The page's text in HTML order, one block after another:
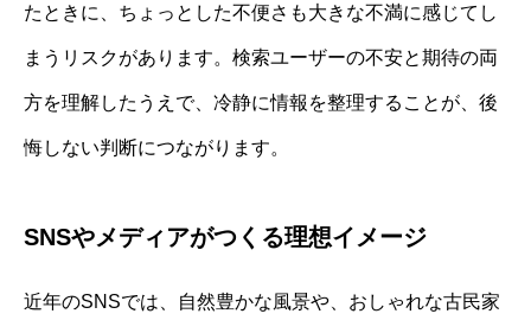
たときに、ちょっとした不便さも大きな不満に感じてし
まうリスクがあります。検索ユーザーの不安と期待の両
方を理解したうえで、冷静に情報を整理することが、後
悔しない判断につながります。
SNSやメディアがつくる理想イメージ
近年のSNSでは、自然豊かな風景や、おしゃれな古民家